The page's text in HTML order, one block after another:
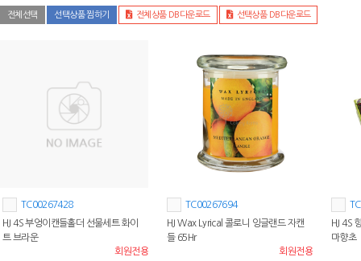
전체선택 선택상품 찜하기 전체상품 DB다운로드 선택상품 DB다운로드
TC00267428
HJ 4S 부엉이캔들홀더 선물세트 화이
트 브라운
회원전용
TC00267694
HJ Wax Lyrical 콜로니 잉글랜드 자캔
들 65Hr
회원전용
HJ 4S
마향초